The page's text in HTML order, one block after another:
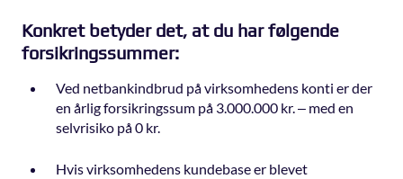
Konkret betyder det, at du har følgende
forsikringssummer:
Ved netbankindbrud på virksomhedens konti er der
en årlig forsikringssum på 3.000.000 kr. – med en
selvrisiko på 0 kr.
Hvis virksomhedens kundebase er blevet